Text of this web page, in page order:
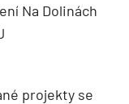
Na Dolinách
projekty se